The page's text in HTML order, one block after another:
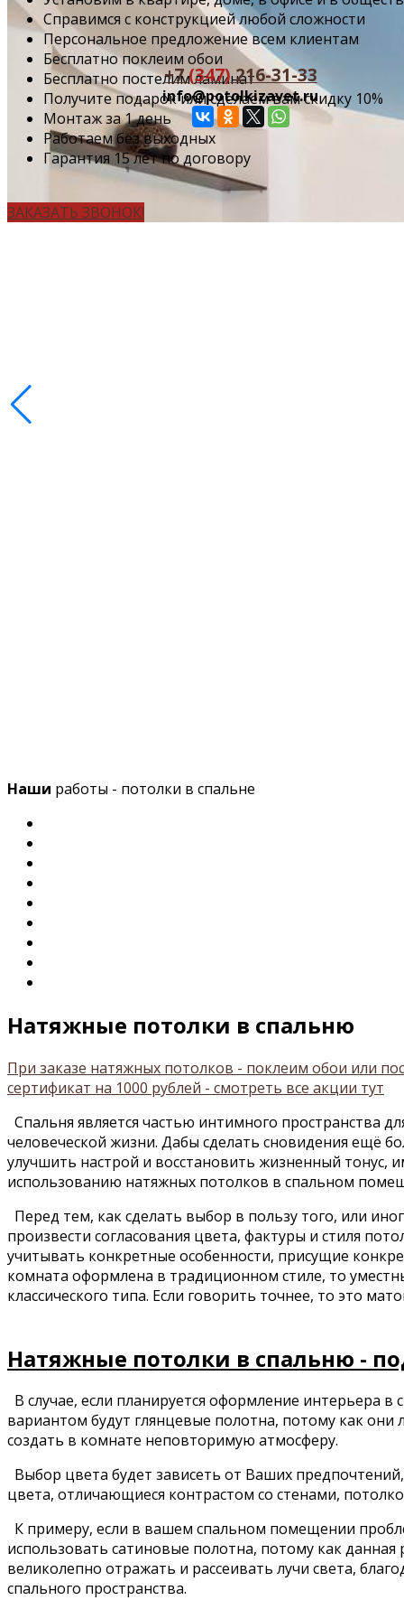
+7(347)216-31-33
info@potolkizavet.ru
Cправимся с конструкцией любой сложности
Персональное предложение всем клиентам
Бесплатно поклеим обои
Бесплатно постелим ламинат
Получите подарок или сделаем вам скидку 10%
Монтаж за 1 день
Работаем без выходных
Гарантия 15 лет по договору
ЗАКАЗАТЬ ЗВОНОК!
Наши работы - потолки в спальне
Натяжные потолки в спальню
При заказе натяжных потолков - поклеим обои или
сертификат на 1000 рублей - смотреть все акции тут
Спальня является частью интимного пространства
человеческой жизни. Дабы сделать сновидения ещё
улучшить настрой и восстановить жизненный тонус,
использованию натяжных потолков в спальном
Перед тем, как сделать выбор в пользу того, или
произвести согласования цвета, фактуры и стиля
учитывать конкретные особенности, присущие
комната оформлена в традиционном стиле, то
классического типа. Если говорить точнее, то это
Натяжные потолки в спальню -
В случае, если планируется оформление интерьера
вариантом будут глянцевые полотна, потому как они
создать в комнате неповторимую атмосферу.
Выбор цвета будет зависеть от Ваших
цвета, отличающиеся контрастом со стенами,
К примеру, если в вашем спальном помещении
использовать сатиновые полотна, потому как
великолепно отражать и рассеивать лучи света,
спального пространства.